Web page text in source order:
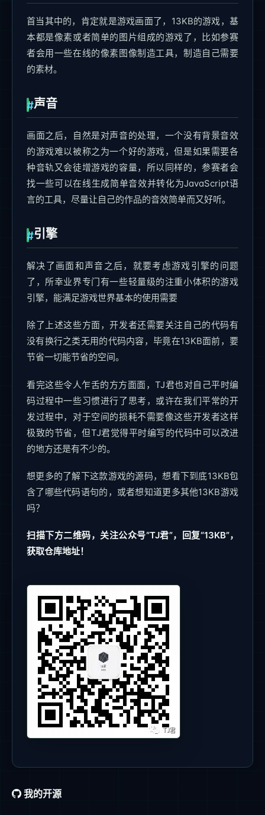
首当其中的，肯定就是游戏画面了，13KB的游戏，基
本都是像素或者简单的图片组成的游戏了，比如参赛
者会用一些在线的像素图像制造工具，制造自己需要
的素材。
声音
画面之后，自然是对声音的处理，一个没有背景音效
的游戏难以被称之为一个好的游戏，但是如果需要各
种音轨又会徒增游戏的容量，所以同样的，参赛者会
找一些可以在线生成简单音效并转化为JavaScript语
言的工具，尽量让自己的作品的音效简单而又好听。
引擎
解决了画面和声音之后，就要考虑游戏引擎的问题
了，所幸业界专门有一些轻量级的注重小体积的游戏
引擎，能满足游戏世界基本的使用需要
除了上述这些方面，开发者还需要关注自己的代码有
没有换行之类无用的代码内容，毕竟在13KB面前，要
节省一切能节省的空间。
看完这些令人乍舌的方方面面，TJ君也对自己平时编
码过程中一些习惯进行了思考，或许在我们平常的开
发过程中，对于空间的损耗不需要像这些开发者这样
极致的节省，但TJ君觉得平时编写的代码中可以改进
的地方还是有不少的。
想更多的了解下这款游戏的源码，想看下到底13KB包
含了哪些代码语句的，或者想知道更多其他13KB游戏
吗？
扫描下方二维码，关注公众号“TJ君”，回复“13KB”，
获取仓库地址！
我的开源